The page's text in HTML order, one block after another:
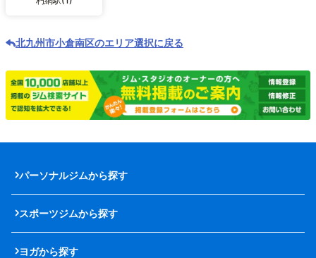
北九州市小倉南区のエリア選択に戻る
パーソナルジムから探す
スポーツジムから探す
ヨガから探す